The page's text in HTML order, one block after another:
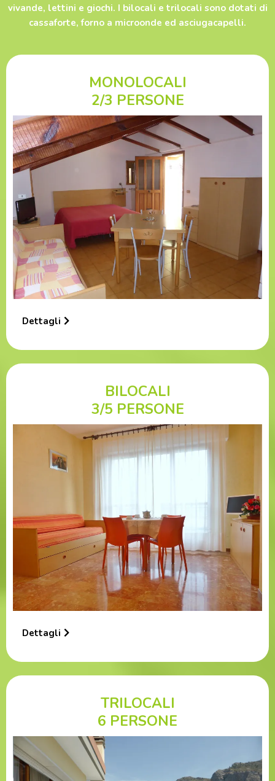
vivande, lettini e giochi. I bilocali e trilocali sono dotati di
cassaforte, forno a microonde ed asciugacapelli.
MONOLOCALI
2/3 PERSONE
Dettagli
BILOCALI
3/5 PERSONE
Dettagli
TRILOCALI
6 PERSONE